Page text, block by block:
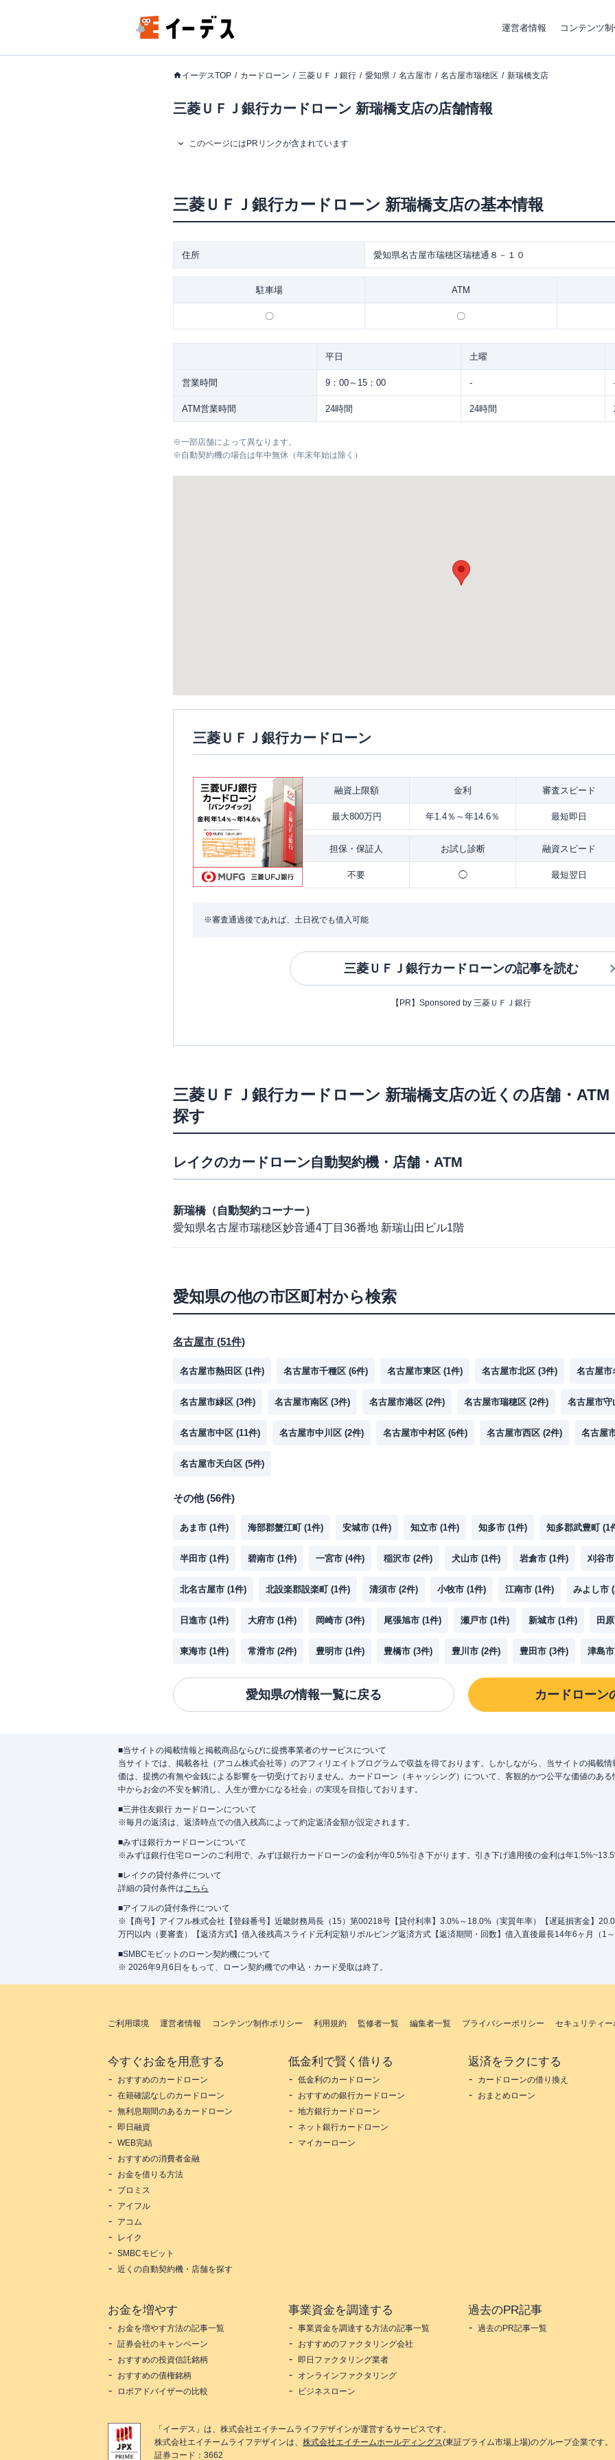
運営者情報 コンテンツ
イーデスTOP カードローン 三菱ＵＦＪ銀行 愛知県 名古屋市 名古屋市瑞穂区 新瑞橋支店
三菱ＵＦＪ銀行カードローン 新瑞橋支店の店舗情報
このページにはPRリンクが含まれています
三菱ＵＦＪ銀行カードローン 新瑞橋支店の基本情報
住所 愛知県名古屋市瑞穂区瑞穂通８－１０
駐車場 ATM
〇 〇
平日 土曜
営業時間 9：00～15：00 -
ATM営業時間 24時間 24時間
※一部店舗によって異なります。
※自動契約機の場合は年中無休（年末年始は除く）
三菱ＵＦＪ銀行カードローン
融資上限額 金利 審査スピード
最大800万円 年1.4％～年14.6％ 最短即日
担保・ 保証人 お試し診断 融資スピード
不要 ◯ 最短翌日
※審査通過後であれば、土日祝でも借入可能
三菱ＵＦＪ銀行カードローンの記事を読む
【PR】Sponsored by 三菱ＵＦＪ銀行
三菱ＵＦＪ銀行カードローン 新瑞橋支店の近くの店舗・
探す
レイクのカードローン自動契約機・店舗・ATM
新瑞橋（自動契約コーナー）
愛知県名古屋市瑞穂区妙音通4丁目36番地 新瑞山田ビル1階
愛知県の他の市区町村から検索
名古屋市 (51件)
名古屋市熱田区 (1件) 名古屋市千種区 (6件) 名古屋市東区 (1件) 名古屋市北区 (3件) 名古屋市
名古屋市緑区 (3件) 名古屋市南区 (3件) 名古屋市港区 (2件) 名古屋市瑞穂区 (2件) 名古屋市守
名古屋市中区 (11件) 名古屋市中川区 (2件) 名古屋市中村区 (6件) 名古屋市西区 (2件) 名古屋
名古屋市天白区 (5件)
その他(56件)
あま市 (1件) 海部郡蟹江町 (1件) 安城市 (1件) 知立市 (1件) 知多市 (1件) 知多郡武豊町 (1
半田市 (1件) 碧南市 (1件) 一宮市 (4件) 稲沢市 (2件) 犬山市 (1件) 岩倉市 (1件) 刈谷市
北名古屋市 (1件) 北設楽郡設楽町 (1件) 清須市 (2件) 小牧市 (1件) 江南市 (1件) みよし市 (
日進市 (1件) 大府市 (1件) 岡崎市 (3件) 尾張旭市 (1件) 瀬戸市 (1件) 新城市 (1件) 田
東海市 (1件) 常滑市 (2件) 豊明市 (1件) 豊橋市 (3件) 豊川市 (2件) 豊田市 (3件) 津島市
愛知県の情報一覧に戻る カードローン
■当サイトの掲載情報と掲載商品ならびに提携事業者のサービスについて
当サイトでは、掲載各社（アコム株式会社等）のアフィリエイトプログラムで収益を得ております。しかしながら、当サイトの掲載
価は、提携の有無や金銭による影響を一切受けておりません。カードローン（キャッシング）について、客観的かつ公平な価値のあ
中からお金の不安を解消し、人生が豊かになる社会」の実現を目指しております。
■三井住友銀行 カードローンについて
※毎月の返済は、返済時点での借入残高によって約定返済金額が設定されます。
■みずほ銀行カードローンについて
※みずほ銀行住宅ローンのご利用で、みずほ銀行カードローンの金利が年0.5%引き下がります。引き下げ適用後の金利は年
■レイクの貸付条件について
詳細の貸付条件はこちら
■アイフルの貸付条件について
※【商号】アイフル株式会社【登録番号】近畿財務局長（15）第00218号【貸付利率】3.0%～18.0%（実質年率）【遅延損害金】
万円以内（要審査）【返済方式】借入後残高スライド元利定額リボルビング返済方式【返済期間・回数】借入直後最長14年6ヶ月（1
■SMBCモビットのローン契約機について
※ 2026年9月6日をもって、ローン契約機での申込・カード受取は終了。
ご利用環境 運営者情報 コンテンツ制作ポリシー 利用規約 監修者一覧 編集者一覧 プライバシーポリシー セキュリティー
今すぐお金を用意する
おすすめのカードローン
在籍確認なしのカードローン
無利息期間のあるカードローン
即日融資
WEB完結
おすすめの消費者金融
お金を借りる方法
プロミス
アイフル
アコム
レイク
SMBCモビット
近くの自動契約機・店舗を探す
低金利で賢く借りる
低金利のカードローン
おすすめの銀行カードローン
地方銀行カードローン
ネット銀行カードローン
マイカーローン
返済をラクにする
カードローンの借り換え
おまとめローン
お金を増やす
お金を増やす方法の記事一覧
証券会社のキャンペーン
おすすめの投資信託銘柄
おすすめの債権銘柄
ロボアドバイザーの比較
事業資金を調達する
事業資金を調達する方法の記事一覧
おすすめのファクタリング会社
即日ファクタリング業者
オンラインファクタリング
ビジネスローン
過去のPR記事
過去のPR記事一覧
「 イーデス 」は、 株式会社エイチームライフデザインが運営するサービスです。
株式会社エイチームライフデザインは、 株式会社エイチームホールディングス(東証プライム市場上場)のグループ企業です。
証券コード：3662